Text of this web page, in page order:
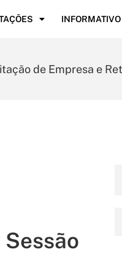
INFORMATIVO
de Empresa e